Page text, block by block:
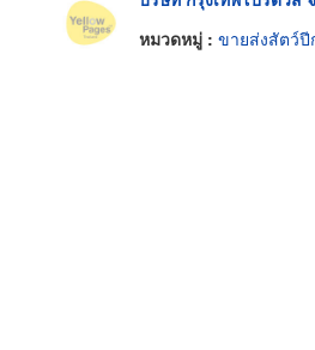
หมวดหมู่ : ขายส่งสัตว์ปี